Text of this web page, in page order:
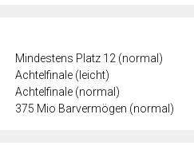
Mindestens Platz 12 (normal)
Achtelfinale (leicht)
Achtelfinale (normal)
375 Mio Barvermögen (normal)